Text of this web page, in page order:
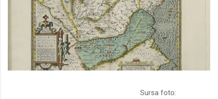
Sursa foto: